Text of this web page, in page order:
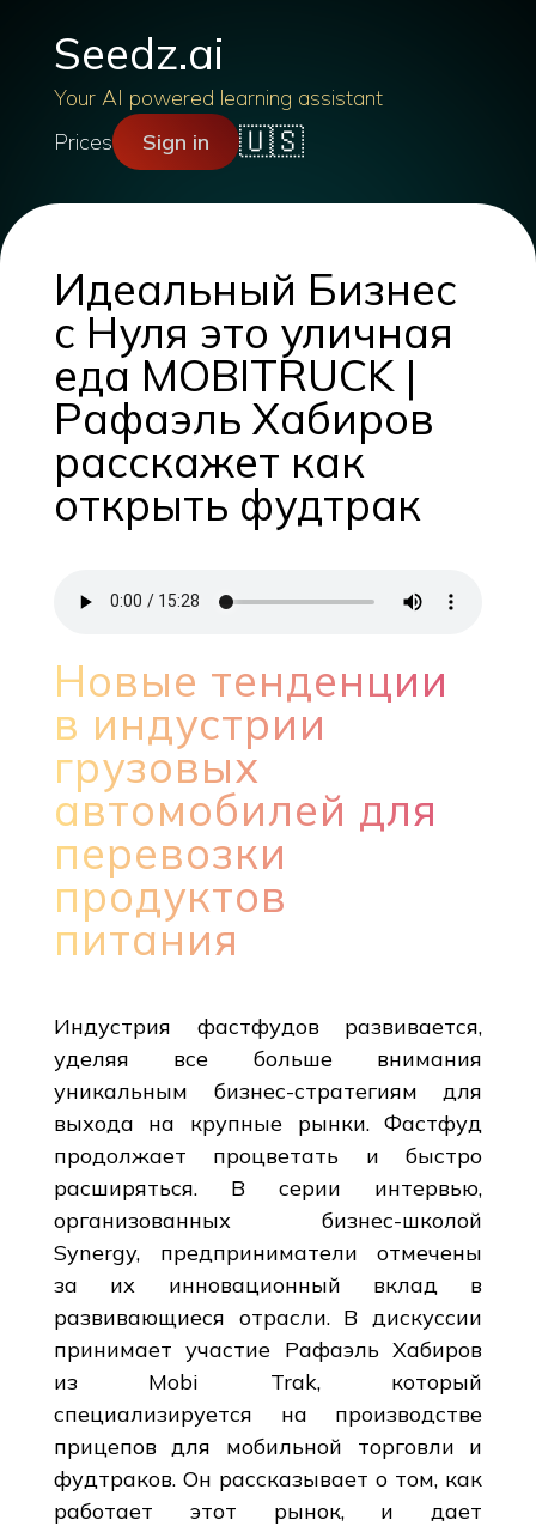
Seedz.ai
Your AI powered learning assistant
Prices
Sign in 🇺🇸
Идеальный Бизнес
с Нуля это уличная
еда MOBITRUCK |
Рафаэль Хабиров
расскажет как
открыть фудтрак
Новые тенденции
в индустрии
грузовых
автомобилей для
перевозки
продуктов
питания
Индустрия фастфудов развивается,
уделяя все больше внимания
уникальным бизнес-стратегиям для
выхода на крупные рынки. Фастфуд
продолжает процветать и быстро
расширяться. В серии интервью,
организованных бизнес-школой
Synergy, предприниматели отмечены
за их инновационный вклад в
развивающиеся отрасли. В дискуссии
принимает участие Рафаэль Хабиров
из Mobi Trak, который
специализируется на производстве
прицепов для мобильной торговли и
фудтраков. Он рассказывает о том, как
работает этот рынок, и дает